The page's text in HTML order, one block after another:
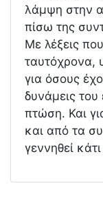
λάμψη στην
πίσω της
Με λέξεις
ταυτόχρονα,
για όσους
δυνάμεις του
πτώση. Και
και από τα
γεννηθεί